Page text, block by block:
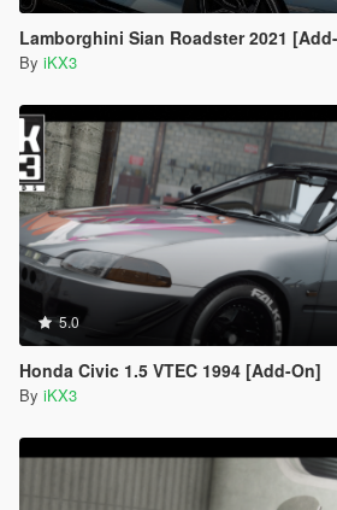
Lamborghini Sian Roadster 2021
By iKX3
5.0
Honda Civic 1.5 VTEC 1994 [Add-On]
By iKX3